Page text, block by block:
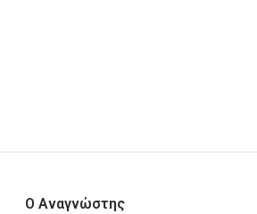
Ο Αναγνώστης